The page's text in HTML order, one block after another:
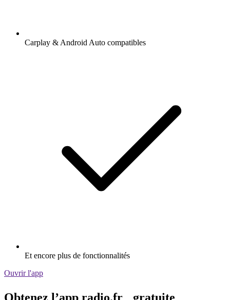
Carplay & Android Auto compatibles
Et encore plus de fonctionnalités
Ouvrir l'app